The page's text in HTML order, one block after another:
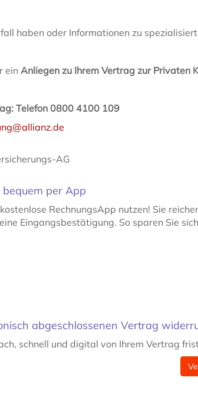
haben oder Informationen zu
einAnliegen zu Ihrem Vertrag zur Privaten
Telefon 0800 4100 109
AG
per App
RechnungsApp nutzen! Sie
Eingangsbestätigung. So sparen Sie
abgeschlossenen Vertrag
schnell und digital von Ihrem Vertrag